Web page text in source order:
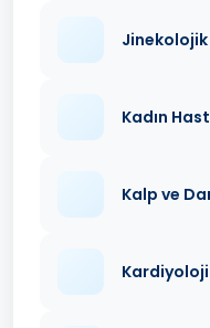
Kadın
Kalp ve
Kardiyoloji